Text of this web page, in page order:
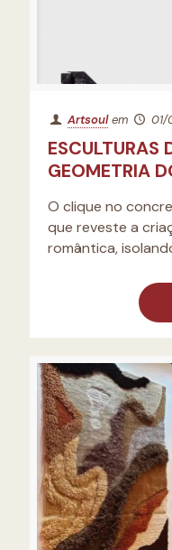
Artsoul em
ESCULTURAS
GEOMETRIA
O clique no
que reveste a
romântica,